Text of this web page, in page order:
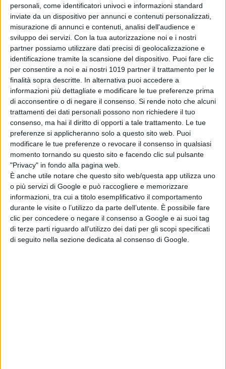
personali, come identificatori univoci e informazioni standard
inviate da un dispositivo per annunci e contenuti personalizzati,
misurazione di annunci e contenuti, analisi dell'audience e
sviluppo dei servizi. Con la tua autorizzazione noi e i nostri
partner possiamo utilizzare dati precisi di geolocalizzazione e
identificazione tramite la scansione del dispositivo. Puoi fare clic
per consentire a noi e ai nostri 1019 partner il trattamento per le
finalità sopra descritte. In alternativa puoi accedere a
informazioni più dettagliate e modificare le tue preferenze prima
di acconsentire o di negare il consenso. Si rende noto che alcuni
trattamenti dei dati personali possono non richiedere il tuo
consenso, ma hai il diritto di opporti a tale trattamento. Le tue
preferenze si applicheranno solo a questo sito web. Puoi
modificare le tue preferenze o revocare il consenso in qualsiasi
momento tornando su questo sito e facendo clic sul pulsante
"Privacy" in fondo alla pagina web.
È anche utile notare che questo sito web/questa app utilizza uno
o più servizi di Google e può raccogliere e memorizzare
informazioni, tra cui a titolo esemplificativo il comportamento
durante le visite o l’utilizzo da parte dell’utente. È possibile fare
clic per concedere o negare il consenso a Google e ai suoi tag
di terze parti riguardo all’utilizzo dei dati per gli scopi specificati
di seguito nella sezione dedicata al consenso di Google.